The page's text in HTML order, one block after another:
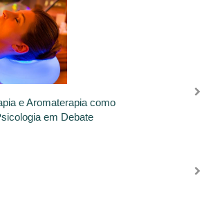
e Aromaterapia como
em Debate